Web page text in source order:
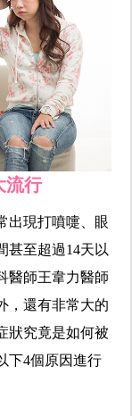
流行
現打噴嚏、眼
至超過14天以
醫師王韋力醫師
，還有非常大的
狀究竟是如何被
下4個原因進行